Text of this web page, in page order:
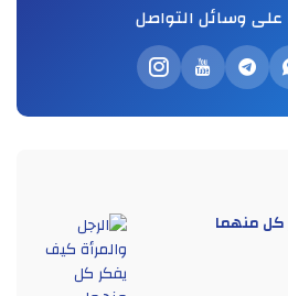
على وسائل التواصل
كل منهما